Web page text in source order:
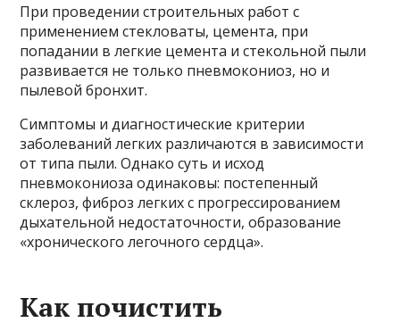
При проведении строительных работ с
применением стекловаты, цемента, при
попадании в легкие цемента и стекольной пыли
развивается не только пневмокониоз, но и
пылевой бронхит.
Симптомы и диагностические критерии
заболеваний легких различаются в зависимости
от типа пыли. Однако суть и исход
пневмокониоза одинаковы: постепенный
склероз, фиброз легких с прогрессированием
дыхательной недостаточности, образование
«хронического легочного сердца».
Как почистить